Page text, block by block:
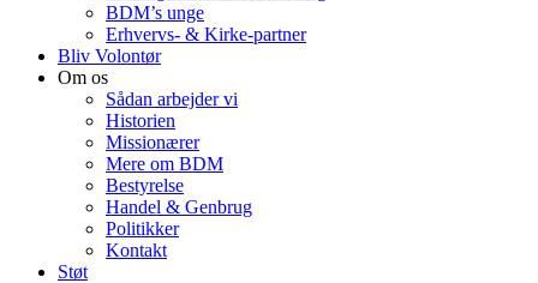
BDM’s unge
Erhvervs- & Kirke-partner
Bliv Volontør
Om os
Sådan arbejder vi
Historien
Missionærer
Mere om BDM
Bestyrelse
Handel & Genbrug
Politikker
Kontakt
Støt